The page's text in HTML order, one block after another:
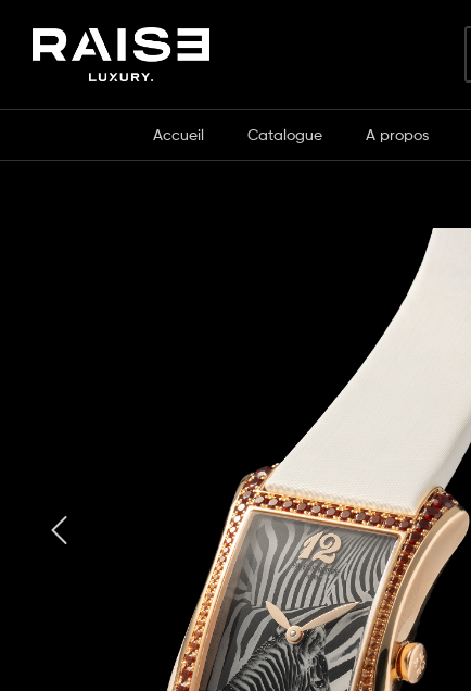
Accueil Catalogue A propos